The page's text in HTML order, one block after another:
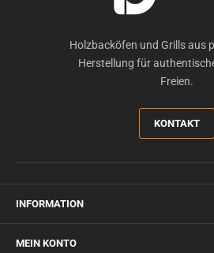
Holzbacköfen und Grills aus
Herstellung für
Freien.
KONTAKT
INFORMATION
MEIN KONTO